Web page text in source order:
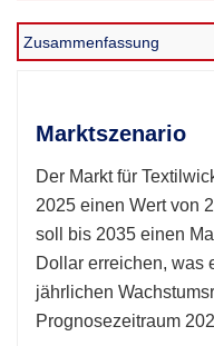
Marktszenario
Der Markt für
2025 einen Wert von
soll bis 2035 einen
Dollar erreichen, was
jährlichen
Prognosezeitraum